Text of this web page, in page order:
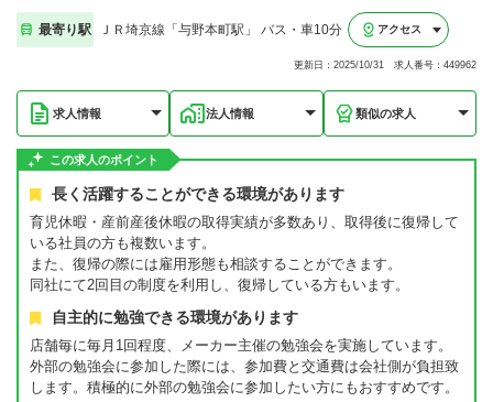
最寄り駅 ＪＲ埼京線「与野本町駅」 バス・車10分 アクセス
更新日：2025/10/31 求人番号：449962
求人情報 法人情報 類似の求人
この求人のポイント
長く活躍することができる環境があります
育児休暇・産前産後休暇の取得実績が多数あり、取得後に復帰して
いる社員の方も複数います。
また、復帰の際には雇用形態も相談することができます。
同社にて2回目の制度を利用し、復帰している方もいます。
自主的に勉強できる環境があります
店舗毎に毎月1回程度、メーカー主催の勉強会を実施しています。
外部の勉強会に参加した際には、参加費と交通費は会社側が負担致
します。積極的に外部の勉強会に参加したい方にもおすすめです。